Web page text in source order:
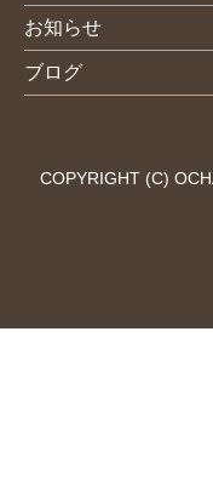
お知らせ
ブログ
COPYRIGHT (C)